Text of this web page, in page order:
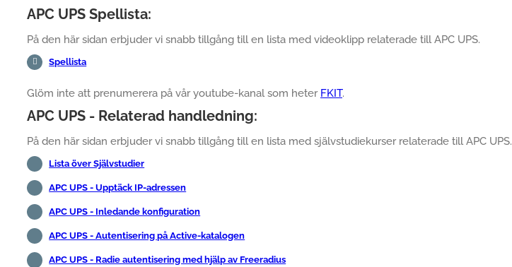
APC UPS Spellista:
På den här sidan erbjuder vi snabb tillgång till en lista med videoklipp relaterade till APC UPS.
Spellista
Glöm inte att prenumerera på vår youtube-kanal som heter FKIT.
APC UPS - Relaterad handledning:
På den här sidan erbjuder vi snabb tillgång till en lista med självstudiekurser relaterade till APC UPS.
Lista över Självstudier
APC UPS - Upptäck IP-adressen
APC UPS - Inledande konfiguration
APC UPS - Autentisering på Active-katalogen
APC UPS - Radie autentisering med hjälp av Freeradius